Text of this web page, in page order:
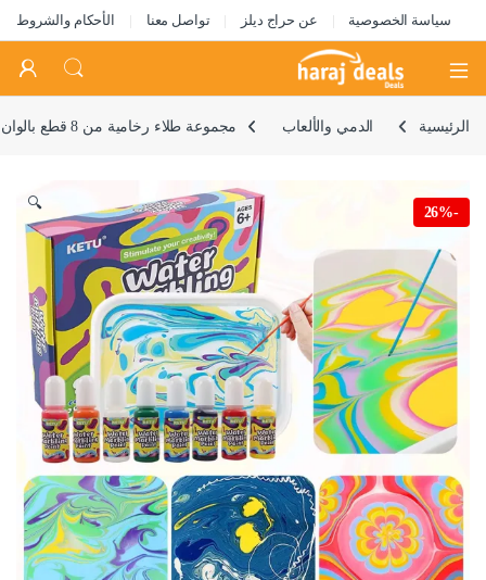
سياسة الخصوصية عن حراج ديلز تواصل معنا الأحكام والشروط
Open
الرئيسية الدمي والألعاب مجموعة طلاء رخامية من 8 قطع بالوان مائية رخامية مع صينية وورق مائي، العاب فنية للرسم، هدية للاطفال والبنات والاولاد (ايه)
-
26%
🔍